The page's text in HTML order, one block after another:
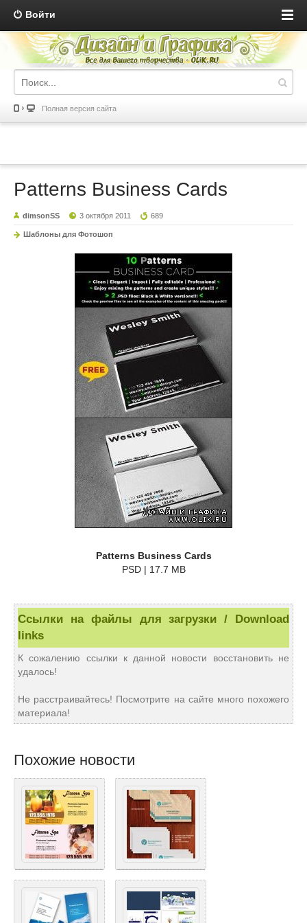
Войти
Полная версия сайта
Patterns Business Cards
dimsonSS 3 октября 2011 689
Шаблоны для Фотошоп
Patterns Business Cards
PSD | 17.7 MB
Ссылки на файлы для загрузки / Download
links
К сожалению ссылки к данной новости восстановить не
удалось!
Не расстраивайтесь! Посмотрите на сайте много похожего
материала!
Похожие новости